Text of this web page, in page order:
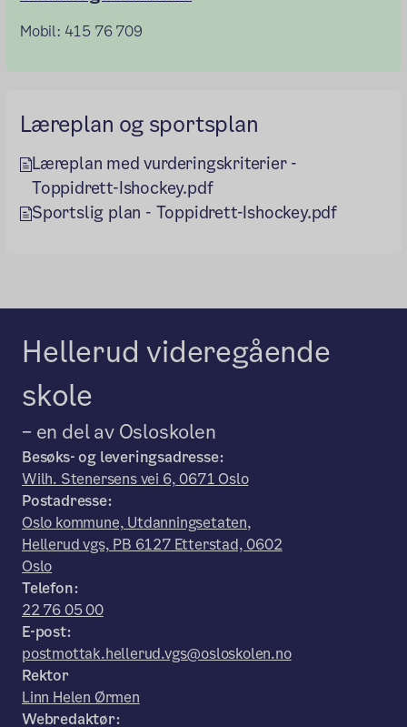
Mobil: 415 76 709
Læreplan og sportsplan
Læreplan med vurderingskriterier -
Toppidrett-Ishockey.pdf
Sportslig plan - Toppidrett-Ishockey.pdf
Hellerud videregående
skole
– en del av Osloskolen
Besøks- og leveringsadresse:
Wilh. Stenersens vei 6, 0671 Oslo
Postadresse:
Oslo kommune, Utdanningsetaten,
Hellerud vgs, PB 6127 Etterstad, 0602
Oslo
Telefon:
22 76 05 00
E-post:
postmottak.hellerud.vgs@osloskolen.no
Rektor
Linn Helen Ørmen
Webredaktør: